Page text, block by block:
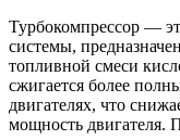
Турбокомпрессор —
системы,
топливной смеси
сжигается более
двигателях, что
мощность двигателя.